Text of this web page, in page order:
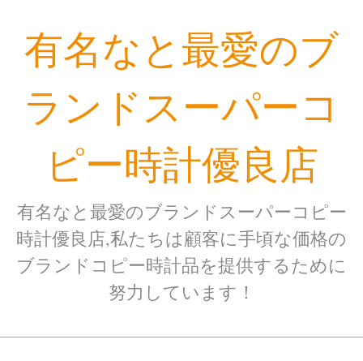
Skip
to有名なと最愛のブ
ランドスーパーコ
ピー時計優良店
有名なと最愛のブランドスーパーコピー
時計優良店,私たちは顧客に手頃な価格の
ブランドコピー時計品を提供するために
努力しています！